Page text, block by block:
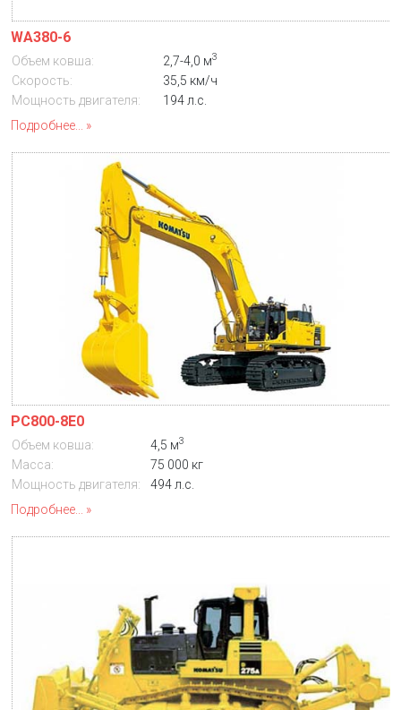
WA380-6
Объем ковша: 2,7-4,0 м3
Скорость:
35,5 км/ч
Мощность двигателя:
194 л.с.
Подробнее...
PC800-8E0
Объем ковша: 4,5 м3
Масса:
75 000 кг
Мощность двигателя:
494 л.с.
Подробнее...